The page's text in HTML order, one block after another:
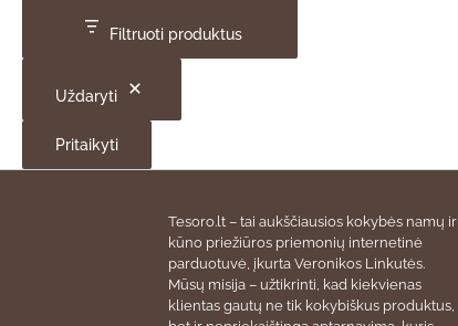
Filtruoti produktus
Uždaryti
Pritaikyti
Tesoro.lt – tai aukščiausios kokybės namų ir
kūno priežiūros priemonių internetinė
parduotuvė, įkurta Veronikos Linkutės.
Mūsų misija – užtikrinti, kad kiekvienas
klientas gautų ne tik kokybiškus produktus,